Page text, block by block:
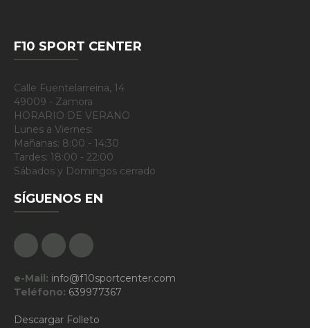
F10 SPORT CENTER
Calle Fuentelarreina, 14
49009 - Zamora
HORARIO DE VERANO
Lunes a Viernes:
Mañanas: 8:00 - 14:30
Tardes: 18:00 - 22:00
Sábados y Domingos cerrado
SÍGUENOS EN
FacebookGoogle Plus
e-Mail: info@f10sportcenter.com
Teléfono: 639977367
Descargar Folleto